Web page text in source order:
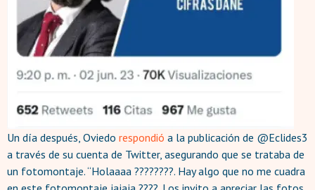
Un día después, Oviedo respondió a la publicación de @Eclides3
a través de su cuenta de Twitter, asegurando que se trataba de
un fotomontaje. “Holaaaa ????????. Hay algo que no me cuadra